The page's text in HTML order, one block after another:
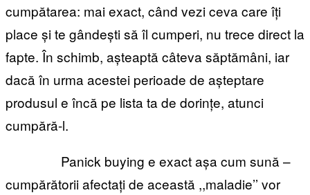
cumpătarea: mai exact, când vezi ceva care îți
place și te gândești să îl cumperi, nu trece direct la
fapte. În schimb, așteaptă câteva săptămâni, iar
dacă în urma acestei perioade de așteptare
produsul e încă pe lista ta de dorințe, atunci
cumpără-l.
Panick buying e exact așa cum sună –
cumpărătorii afectați de această ,,maladie’’ vor